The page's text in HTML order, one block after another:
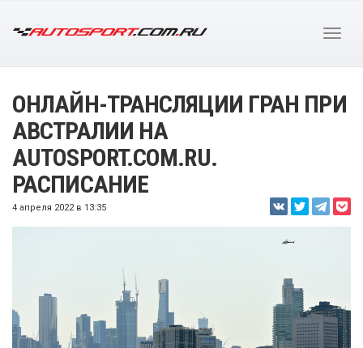
ОНЛАЙН-ТРАНСЛЯЦИИ ГРАН ПРИ
АВСТРАЛИИ НА
AUTOSPORT.COM.RU.
РАСПИСАНИЕ
4 апреля 2022 в 13:35